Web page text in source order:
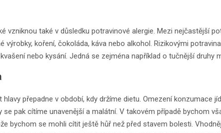
vzniknou také v důsledku potravinové alergie. Mezi nejčastější
výrobky, koření, čokoláda, káva nebo alkohol. Rizikovými
nebo kysání. Jedná se zejména například o tučnější druhy
hlavy přepadne v období, kdy držíme dietu. Omezení konzumace
pak cítíme unavenější a malátní. V takovém případě bychom
bychom se mohli cítit ještě hůř než před stavem bolesti.